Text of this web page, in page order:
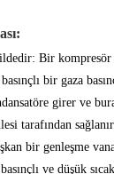
Bir kompresör
bir gaza
girer ve
tarafından
bir genleşme
ve düşük